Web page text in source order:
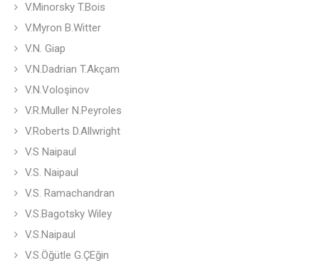
V.Minorsky T.Bois
V.Myron B.Witter
V.N. Giap
V.N.Dadrian T.Akçam
V.N.Voloşinov
V.R.Muller N.Peyroles
V.Roberts D.Allwright
V.S Naipaul
V.S. Naipaul
V.S. Ramachandran
V.S.Bagotsky Wiley
V.S.Naipaul
V.S.Öğütle G.ÇEğin